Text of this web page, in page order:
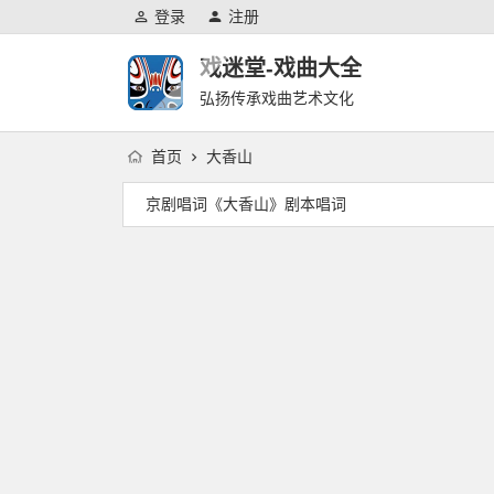
登录 注册
戏迷堂-戏曲大全
弘扬传承戏曲艺术文化
首页 大香山
京剧唱词《大香山》剧本唱词